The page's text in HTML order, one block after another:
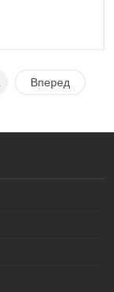
Вперед